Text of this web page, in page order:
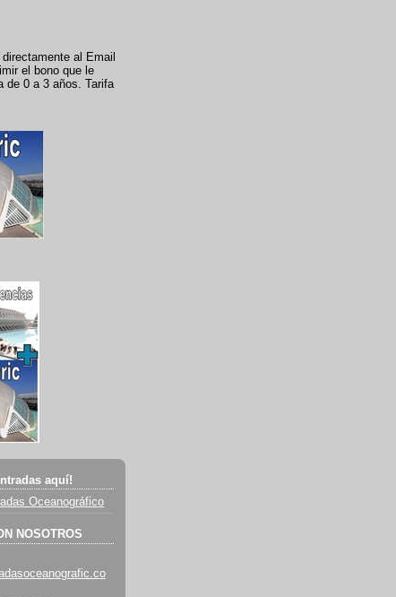
al Email
el bono que le
de 0 a 3 años. Tarifa
aquí!
Oceanográfico
NOSOTROS